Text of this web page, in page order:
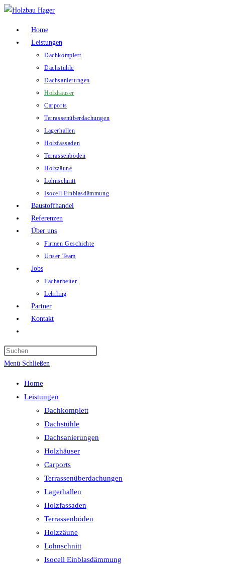
Zum
Home
Leistungen
Dachkomplett
Dachstühle
Dachsanierungen
Holzhäuser
Carports
Terrassenüberdachungen
Lagerhallen
Holzfassaden
Terrassenböden
Holzzäune
Lohnschnitt
Isocell Einblasdämmung
Baustoffhandel
Referenzen
Über uns
Firmen Geschichte
Unser Team
Jobs
Facharbeiter
Lehrling
Partner
Kontakt
umschalten
Menü Schließen
Home
Leistungen
Dachkomplett
Dachstühle
Dachsanierungen
Holzhäuser
Carports
Terrassenüberdachungen
Lagerhallen
Holzfassaden
Terrassenböden
Holzzäune
Lohnschnitt
Isocell Einblasdämmung